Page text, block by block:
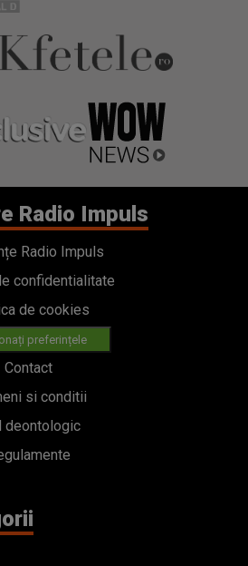
Radio Impuls
Radio Impuls
confidentialitate
de cookies
preferințele
Contact
si conditii
deontologic